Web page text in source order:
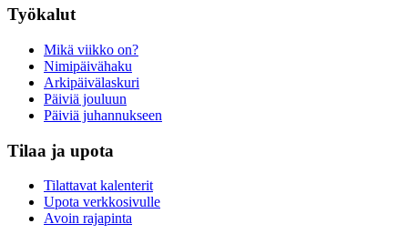
Työkalut
Mikä viikko on?
Nimipäivähaku
Arkipäivälaskuri
Päiviä jouluun
Päiviä juhannukseen
Tilaa ja upota
Tilattavat kalenterit
Upota verkkosivulle
Avoin rajapinta